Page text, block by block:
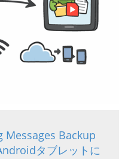
Messages Backup
タブレットに